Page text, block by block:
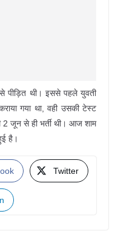
से पीड़ित थी। इससे पहले युवती
गया था, वही उसकी टेस्ट
2 जून से ही भर्ती थी। आज शाम
है।
Twitter